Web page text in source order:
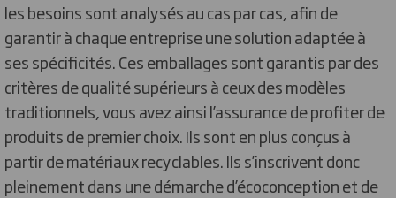
les besoins sont analysés au cas par cas, afin de
garantir à chaque entreprise une solution adaptée à
ses spécificités. Ces emballages sont garantis par des
critères de qualité supérieurs à ceux des modèles
traditionnels, vous avez ainsi l’assurance de profiter de
produits de premier choix. Ils sont en plus conçus à
partir de matériaux recyclables. Ils s’inscrivent donc
pleinement dans une démarche d’écoconception et de